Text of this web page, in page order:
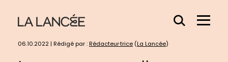
EffacerMenu
06.10.2022 | Rédigé par :Rédacteur·trice (La Lancée)